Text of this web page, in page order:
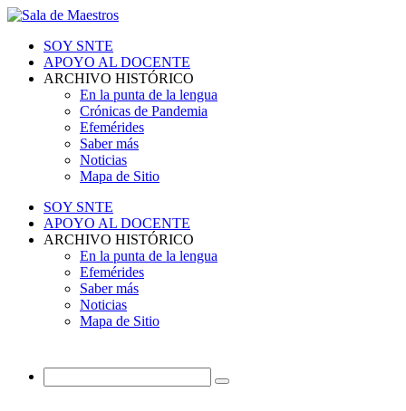
SOY SNTE
APOYO AL DOCENTE
ARCHIVO HISTÓRICO
En la punta de la lengua
Crónicas de Pandemia
Efemérides
Saber más
Noticias
Mapa de Sitio
SOY SNTE
APOYO AL DOCENTE
ARCHIVO HISTÓRICO
En la punta de la lengua
Efemérides
Saber más
Noticias
Mapa de Sitio